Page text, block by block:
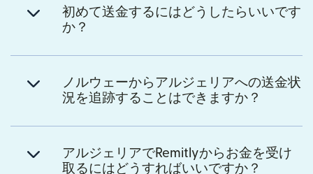
初めて送金するにはどうしたらいいです
か？
ノルウェーからアルジェリアへの送金状
況を追跡することはできますか？
アルジェリアでRemitlyからお金を受け
取るにはどうすればいいですか？